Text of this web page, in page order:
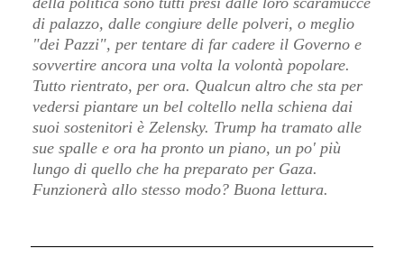
di palazzo, dalle congiure delle polveri, o meglio
"dei Pazzi", per tentare di far cadere il Governo e
sovvertire ancora una volta la volontà popolare.
Tutto rientrato, per ora. Qualcun altro che sta per
vedersi piantare un bel coltello nella schiena dai
suoi sostenitori è Zelensky. Trump ha tramato alle
sue spalle e ora ha pronto un piano, un po' più
lungo di quello che ha preparato per Gaza.
Funzionerà allo stesso modo? Buona lettura.